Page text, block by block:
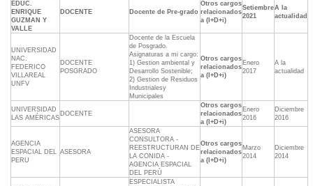
EDUC.
ENRIQUE
GUZMAN Y
VALLE
DOCENTE Docente de Pre-grado
Otros cargos
relacionados
a (I+D+i)
Setiembre
2021
A la
actualidad
UNIVERSIDAD
NAC.
FEDERICO
VILLAREAL
UNFV
DOCENTE
POSGRADO
Docente de la Escuela
de Posgrado.
Asignaturas a mi cargo:
1) Gestion ambiental y
Desarrollo Sostenible;
2) Gestion de Residuos
Industrialesy
Municipales
Otros cargos
relacionados
a (I+D+i)
Enero
2017
A la
actualidad
UNIVERSIDAD
LAS AMÉRICAS
DOCENTE
Otros cargos
relacionados
a (I+D+i)
Enero
2016
Diciembre
2016
AGENCIA
ESPACIAL DEL
PERU
ASESORA
ASESORA
CONSULTORA -
REESTRUCTURAN DE
LA CONIDA -
AGENCIA ESPACIAL
DEL PERÙ
Otros cargos
relacionados
a (I+D+i)
Marzo
2014
Diciembre
2014
ESPECIALISTA